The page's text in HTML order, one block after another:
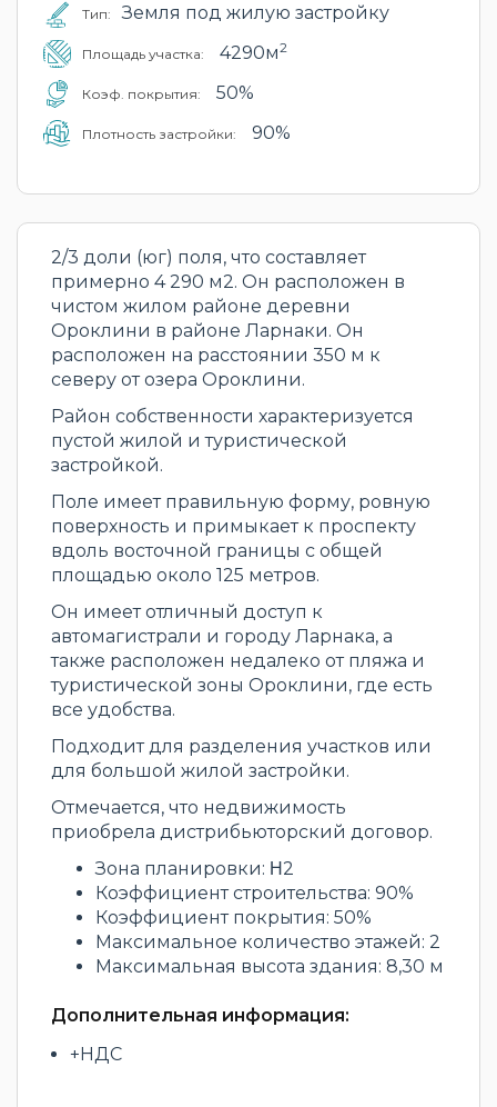
Тип: Земля под жилую застройку
Площадь участка: 4290м2
Коэф. покрытия: 50%
Плотность застройки: 90%
2/3 доли (юг) поля, что составляет
примерно 4 290 м2. Он расположен в
чистом жилом районе деревни
Ороклини в районе Ларнаки. Он
расположен на расстоянии 350 м к
северу от озера Ороклини.
Район собственности характеризуется
пустой жилой и туристической
застройкой.
Поле имеет правильную форму, ровную
поверхность и примыкает к проспекту
вдоль восточной границы с общей
площадью около 125 метров.
Он имеет отличный доступ к
автомагистрали и городу Ларнака, а
также расположен недалеко от пляжа и
туристической зоны Ороклини, где есть
все удобства.
Подходит для разделения участков или
для большой жилой застройки.
Отмечается, что недвижимость
приобрела дистрибьюторский договор.
Зона планировки: Η2
Коэффициент строительства: 90%
Коэффициент покрытия: 50%
Максимальное количество этажей: 2
Максимальная высота здания: 8,30 м
Дополнительная информация:
+НДС